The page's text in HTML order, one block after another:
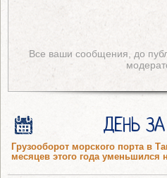
Все ваши сообщения, до
ДЕНЬ
Грузооборот морского порта в
месяцев этого года уменьшился